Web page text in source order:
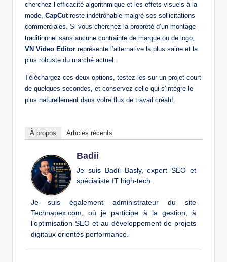
cherchez l’efficacité algorithmique et les effets visuels à la
mode, CapCutreste indétrônable malgré ses sollicitations
commerciales. Si vous cherchez la propreté d’un montage
traditionnel sans aucune contrainte de marque ou de logo,
VN Video Editor représente l’alternative la plus saine et la
plus robuste du marché actuel.
Téléchargez ces deux options, testez-les sur un projet court
de quelques secondes, et conservez celle qui s’intègre le
plus naturellement dans votre flux de travail créatif.
À propos Articles récents
Badii
Je suis Badii Basly, expert SEO et
spécialiste IT high-tech.
Je suis également administrateur du site
Technapex.com, où je participe à la gestion, à
l’optimisation SEO et au développement de projets
digitaux orientés performance.